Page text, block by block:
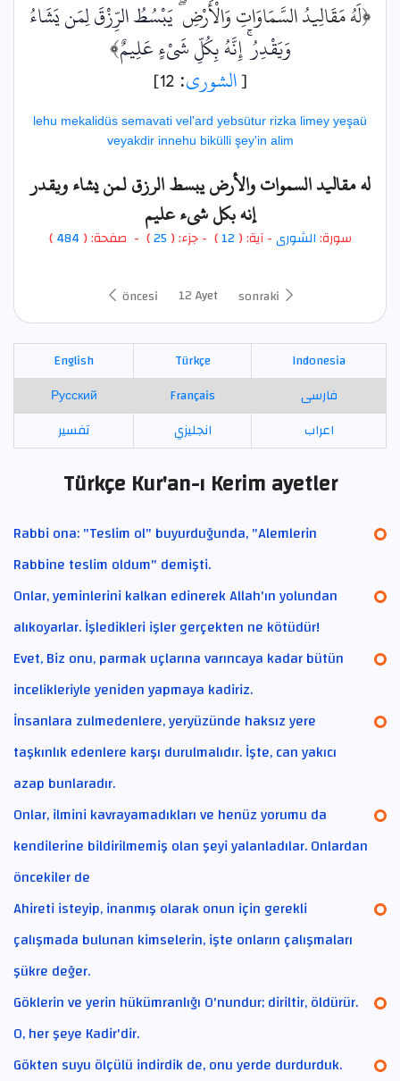
﴿لَهُ مَقَالِيدُ السَّمَاوَاتِ وَالْأَرْضِ ۖيَبْسُطُ الرِّزْقَ لِمَن يَشَاءُ
وَيَقْدِرُإِنَّهُ بِكُلِّ شَيْءٍ عَلِيمٌ﴾
[الشورى: 12]
lehu mekalidüs semavati vel'ard yebsütur rizka limey yeşaü
veyakdir innehu bikülli şey'in alim
له مقاليد السموات والأرض يبسط الرزق لمن يشاء ويقدر
إنه بكل شيء عليم
سورة:الشورى- آية: ( 12
) - جزء: ( 25) - صفحة: ( 484
)
öncesi 12 Ayet sonraki
English Türkçe
Indonesia
Русский
Français
فارسی
تفسير
انجليزي اعراب
Türkçe Kur'an-ı Kerim ayetler
Rabbi ona: "Teslim ol" buyurduğunda, "Alemlerin
Rabbine teslim oldum" demişti.
Onlar, yeminlerini kalkan edinerek Allah'ın yolundan
alıkoyarlar. İşledikleri işler gerçekten ne kötüdür!
Evet, Biz onu, parmak uçlarına varıncaya kadar bütün
incelikleriyle yeniden yapmaya kadiriz.
İnsanlara zulmedenlere, yeryüzünde haksız yere
taşkınlık edenlere karşı durulmalıdır. İşte, can yakıcı
azap bunlaradır.
Onlar, ilmini kavrayamadıkları ve henüz yorumu da
kendilerine bildirilmemiş olan şeyi yalanladılar. Onlardan
öncekiler de
Ahireti isteyip, inanmış olarak onun için gerekli
çalışmada bulunan kimselerin, işte onların çalışmaları
şükre değer.
Göklerin ve yerin hükümranlığı O'nundur; diriltir, öldürür.
O, her şeye Kadir'dir.
Gökten suyu ölçülü indirdik de, onu yerde durdurduk.